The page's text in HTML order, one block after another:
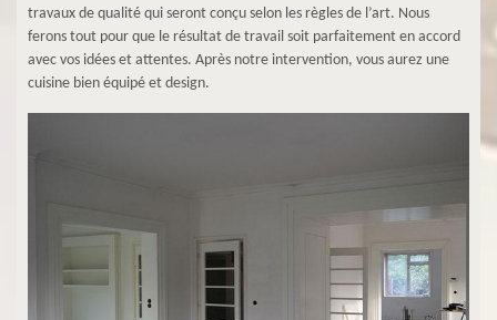
travaux de qualité qui seront conçu selon les règles de l’art. Nous
ferons tout pour que le résultat de travail soit parfaitement en accord
avec vos idées et attentes. Après notre intervention, vous aurez une
cuisine bien équipé et design.